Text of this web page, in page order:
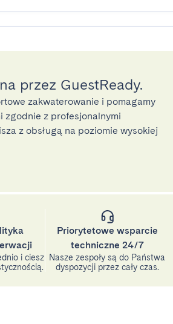
przez GuestReady.
zakwaterowanie i pomagamy
zgodnie z profesjonalnymi
z obsługą na poziomie wysokiej
i ciesz
Priorytetowe wsparcie
techniczne 24/7
Nasze zespoły są do Państwa
dyspozycji przez cały czas.